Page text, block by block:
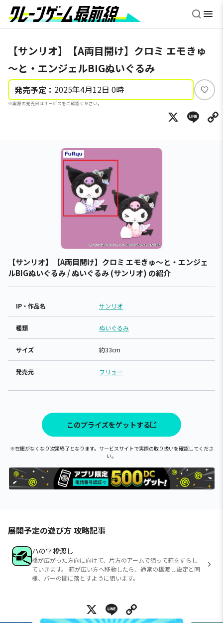
【サンリオ】【A両目開け】クロミ エモきゅ
～と・エンジェルBIGぬいぐるみ
発売予定： 2025年4月12日 0時
※実際の発売日はサービスをご確認ください。
い
ね
X
【サンリオ】【A両目開け】クロミ エモきゅ～と・エンジェ
ルBIGぬいぐるみ / ぬいぐるみ (サンリオ) の紹介
IP・作品名 サンリオ
種類 ぬいぐるみ
サイズ 約33cm
発売元 フリュー
このプライズをゲットする
※在庫がなくなり次第終了となります。サービスサイトで実際の取り扱いを確認してくださ
い。
展開予定の遊び方 攻略記事
ハの字橋渡し
橋が広がった方向に向けて、片方のアームで狙って箱をずらし
ていきます。 箱が広い方へ移動したら、通常の橋渡し設定と同
様、バーの間に落とすように狙います。
X Line